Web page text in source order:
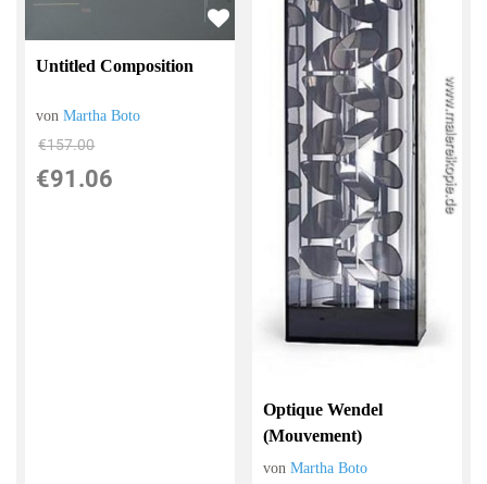
Untitled Composition
vonMartha Boto
€157.00
€91.06
Optique Wendel
(Mouvement)
vonMartha Boto